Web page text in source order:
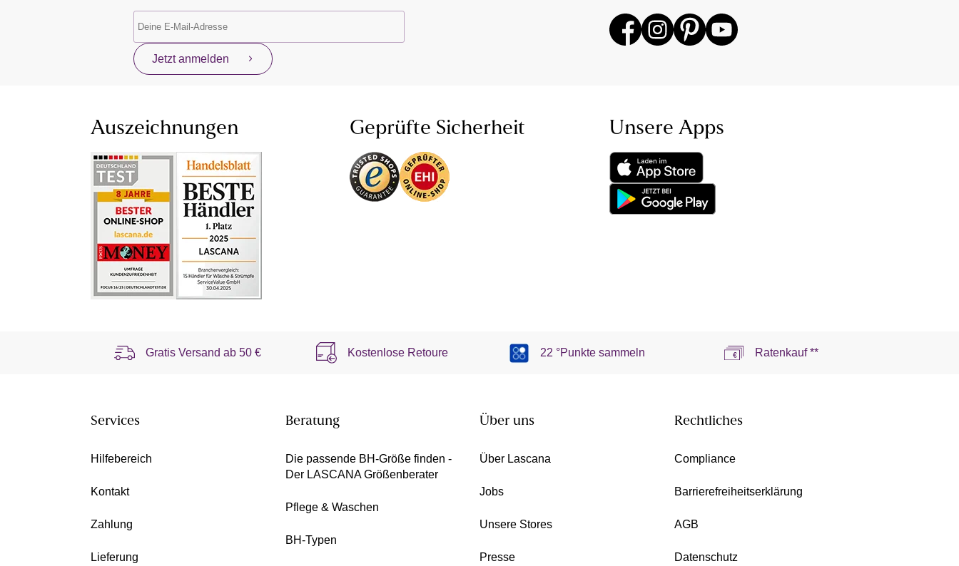
Jetzt anmelden
Auszeichnungen Geprüfte Sicherheit Unsere Apps
Gratis Versand ab50 € Kostenlose Retoure 22 °Punkte sammeln Ratenkauf **
Services
Hilfebereich
Kontakt
Zahlung
Lieferung
Beratung
Die passende BH-Größe finden -
Der LASCANA Größenberater
Pflege & Waschen
BH-Typen
Über uns
Über Lascana
Jobs
Unsere Stores
Presse
Rechtliches
Compliance
Barrierefreiheitserklärung
AGB
Datenschutz